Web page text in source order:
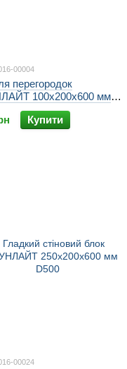
00004
перегородок
100х200х600 мм
Купити
00024